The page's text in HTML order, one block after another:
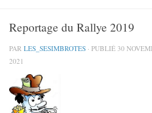
Reportage du Rallye 2019
PAR LES_SESIMBROTES · PUBLIÉ 30
2021